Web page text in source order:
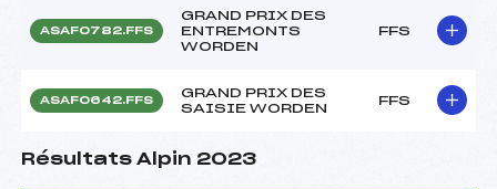
ASAF0782.FFS
GRAND PRIX DES
ENTREMONTS
WORDEN
FFS
ASAF0642.FFS
GRAND PRIX DES
SAISIE WORDEN
FFS
Résultats Alpin 2023